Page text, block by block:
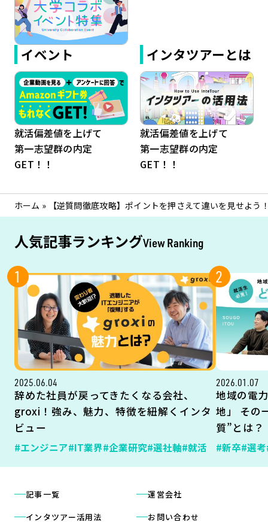
イベント
就活偏差値を上げて
第一志望群の内定
GET！！
インタツアーとは
就活偏差値を上げて
第一志望群の内定
GET！！
ホーム » 【逆質問徹底攻略】ポイントを押さえて違いを見せよう
人気記事ランキングView Ranking
1
2025.06.04
辞めた社員が戻ってきたくなる会社、
groxi！強み、魅力、特徴を紐解くインタ
ビュー
#エンジニア#IT業界#企業研究#選社軸#就活
2
2026.01.07
地域の電
地」 その
質”とは？
#新卒#選考
記事一覧
インタツアー活用法
運営会社
お問い合わせ